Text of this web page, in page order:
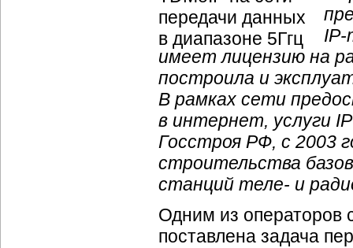
имеет лицензию на
построила и
В рамках сети
в интернет, услуги
Госстроя РФ, с 2003
строительства
станций теле- и
Одним из операторов
поставлена задача